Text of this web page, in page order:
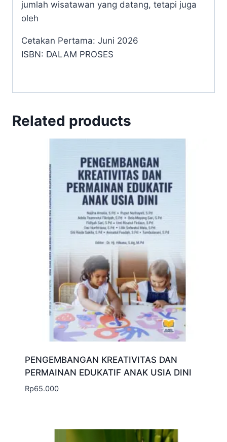
jumlah wisatawan yang datang, tetapi juga
oleh
Cetakan Pertama: Juni 2026
ISBN: DALAM PROSES
Related products
PENGEMBANGAN KREATIVITAS DAN
PERMAINAN EDUKATIF ANAK USIA DINI
Rp65.000